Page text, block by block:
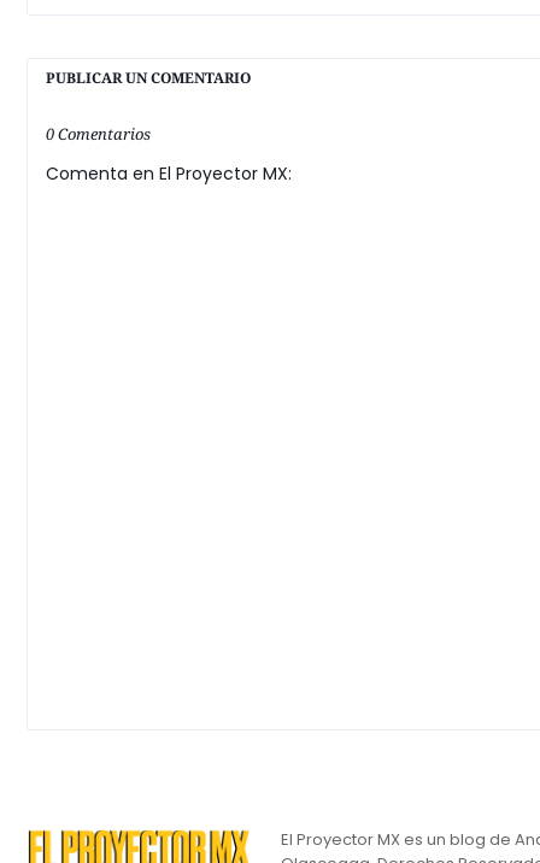
PUBLICAR UN COMENTARIO
0 Comentarios
Comenta en El Proyector MX:
El Proyector MX es un blog de